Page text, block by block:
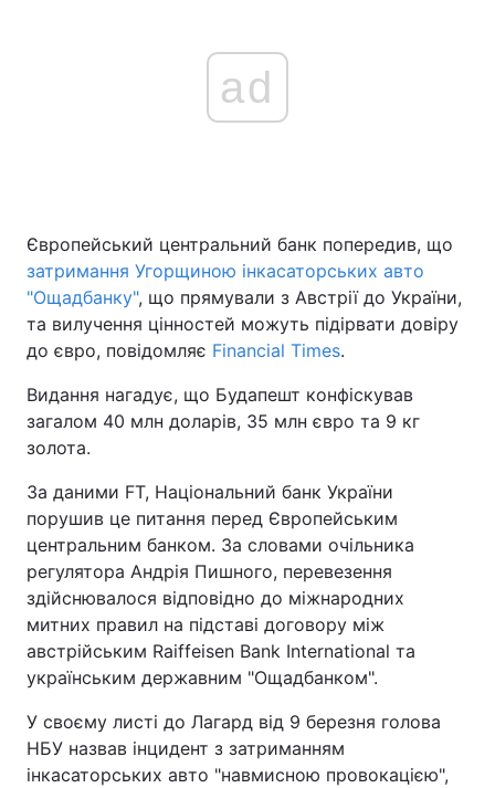
ad
Європейський центральний банк попередив, що
затримання Угорщиною інкасаторських авто
"Ощадбанку", що прямували з Австрії до України,
та вилучення цінностей можуть підірвати довіру
до євро, повідомляє Financial Times.
Видання нагадує, що Будапешт конфіскував
загалом 40 млн доларів, 35 млн євро та 9 кг
золота.
За даними FT, Національний банк України
порушив це питання перед Європейським
центральним банком. За словами очільника
регулятора Андрія Пишного, перевезення
здійснювалося відповідно до міжнародних
митних правил на підставі договору між
австрійським Raiffeisen Bank International та
українським державним "Ощадбанком".
У своєму листі до Лагард від 9 березня голова
НБУ назвав інцидент з затриманням
інкасаторських авто "навмисною провокацією",